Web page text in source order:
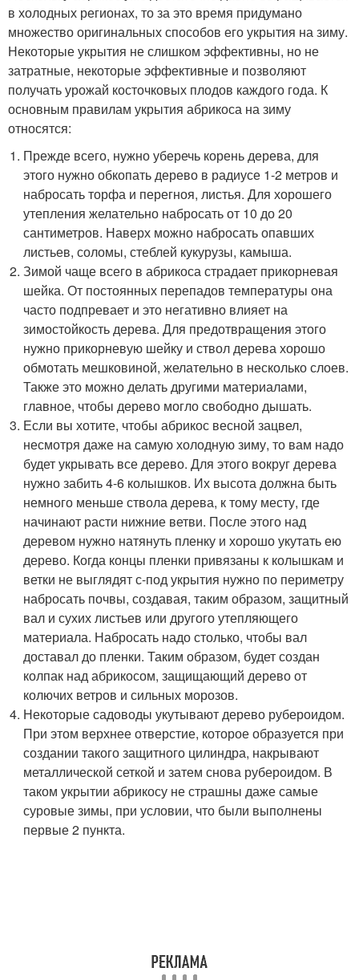
в холодных регионах, то за это время придумано
множество оригинальных способов его укрытия на зиму.
Некоторые укрытия не слишком эффективны, но не
затратные, некоторые эффективные и позволяют
получать урожай косточковых плодов каждого года. К
основным правилам укрытия абрикоса на зиму
относятся:
Прежде всего, нужно уберечь корень дерева, для
этого нужно обкопать дерево в радиусе 1-2 метров и
набросать торфа и перегноя, листья. Для хорошего
утепления желательно набросать от 10 до 20
сантиметров. Наверх можно набросать опавших
листьев, соломы, стеблей кукурузы, камыша.
Зимой чаще всего в абрикоса страдает прикорневая
шейка. От постоянных перепадов температуры она
часто подпревает и это негативно влияет на
зимостойкость дерева. Для предотвращения этого
нужно прикорневую шейку и ствол дерева хорошо
обмотать мешковиной, желательно в несколько слоев.
Также это можно делать другими материалами,
главное, чтобы дерево могло свободно дышать.
Если вы хотите, чтобы абрикос весной зацвел,
несмотря даже на самую холодную зиму, то вам надо
будет укрывать все дерево. Для этого вокруг дерева
нужно забить 4-6 колышков. Их высота должна быть
немного меньше ствола дерева, к тому месту, где
начинают расти нижние ветви. После этого над
деревом нужно натянуть пленку и хорошо укутать ею
дерево. Когда концы пленки привязаны к колышкам и
ветки не выглядят с-под укрытия нужно по периметру
набросать почвы, создавая, таким образом, защитный
вал и сухих листьев или другого утепляющего
материала. Набросать надо столько, чтобы вал
доставал до пленки. Таким образом, будет создан
колпак над абрикосом, защищающий дерево от
колючих ветров и сильных морозов.
Некоторые садоводы укутывают дерево рубероидом.
При этом верхнее отверстие, которое образуется при
создании такого защитного цилиндра, накрывают
металлической сеткой и затем снова рубероидом. В
таком укрытии абрикосу не страшны даже самые
суровые зимы, при условии, что были выполнены
первые 2 пункта.